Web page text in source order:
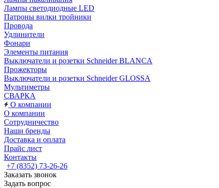
Лампы светодиодные LED
Патроны вилки тройники
Провода
Удлинители
Фонари
Элементы питания
Выключатели и розетки Schneider BLANCA
Прожекторы
Выключатели и розетки Schneider GLOSSA
Мультиметры
СВАРКА
О компании
О компании
Сотрудничество
Наши бренды
Доставка и оплата
Прайс лист
Контакты
+7 (8352) 73-26-26
Заказать звонок
Задать вопрос